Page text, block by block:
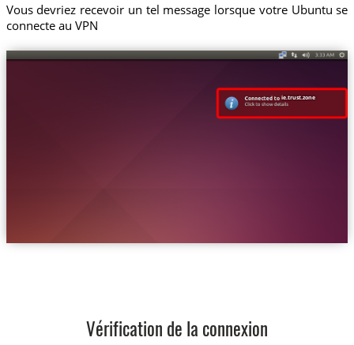
Vous devriez recevoir un tel message lorsque votre Ubuntu se
connecte au VPN
ie.trust.zone
Vérification de la connexion